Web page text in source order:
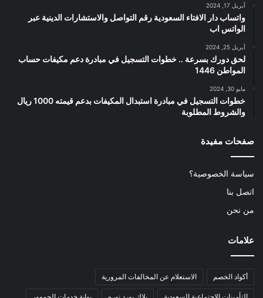
أبريل 17, 2024
واتساب دار الافتاء السعودية رقم التواصل والاستشارات الدينية عبر
الواتس اب
أبريل 25, 2024
لحق دورك بسرعة .. خطوات التسجيل في مبادرة دعم مكيفات حساب
المواطن 1446
مايو 30, 2024
خطوات التسجيل في مبادرة استبدال المكيفات بدعم قيمته 1000 ريال
والشروط المطلوبة
صفحات مفيدة
سياسة الخصوصية؟
اتصل بنا
من نحن
علامات
أكواد الخصم الاستعلام عن المخالفات المرورية